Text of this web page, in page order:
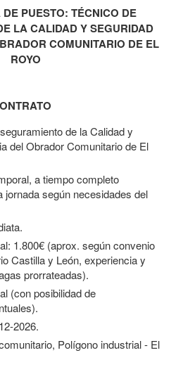
PUESTO: TÉCNICO DE
LA CALIDAD Y SEGURIDAD
COMUNITARIO DE EL
ROYO
de la Calidad y
del Obrador Comunitario de El
a tiempo completo
jornada según necesidades del
1.800€ (aprox. según convenio
Castilla y León, experiencia y
prorrateadas).
(con posibilidad de
2026.
Polígono industrial - El